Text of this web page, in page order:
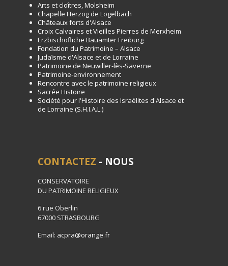
Arts et cloîtres, Molsheim
Chapelle Herzog de Logelbach
Châteaux forts d'Alsace
Croix Calvaires et Vieilles Pierres de Merxheim
Erzbischöfliche Bauämter Freiburg
Fondation du Patrimoine – Alsace
Judaïsme d'Alsace et de Lorraine
Patrimoine de Neuwiller-lès-Saverne
Patrimoine-environnement
Rencontre avec le patrimoine religieux
Sacrée Histoire
Société pour l'Histoire des Israélites d'Alsace et
de Lorraine (S.H.I.A.L.)
CONTACTEZ - NOUS
CONSERVATOIRE
DU PATRIMOINE RELIGIEUX
6 rue Oberlin
67000 STRASBOURG
Email: acpra@orange.fr